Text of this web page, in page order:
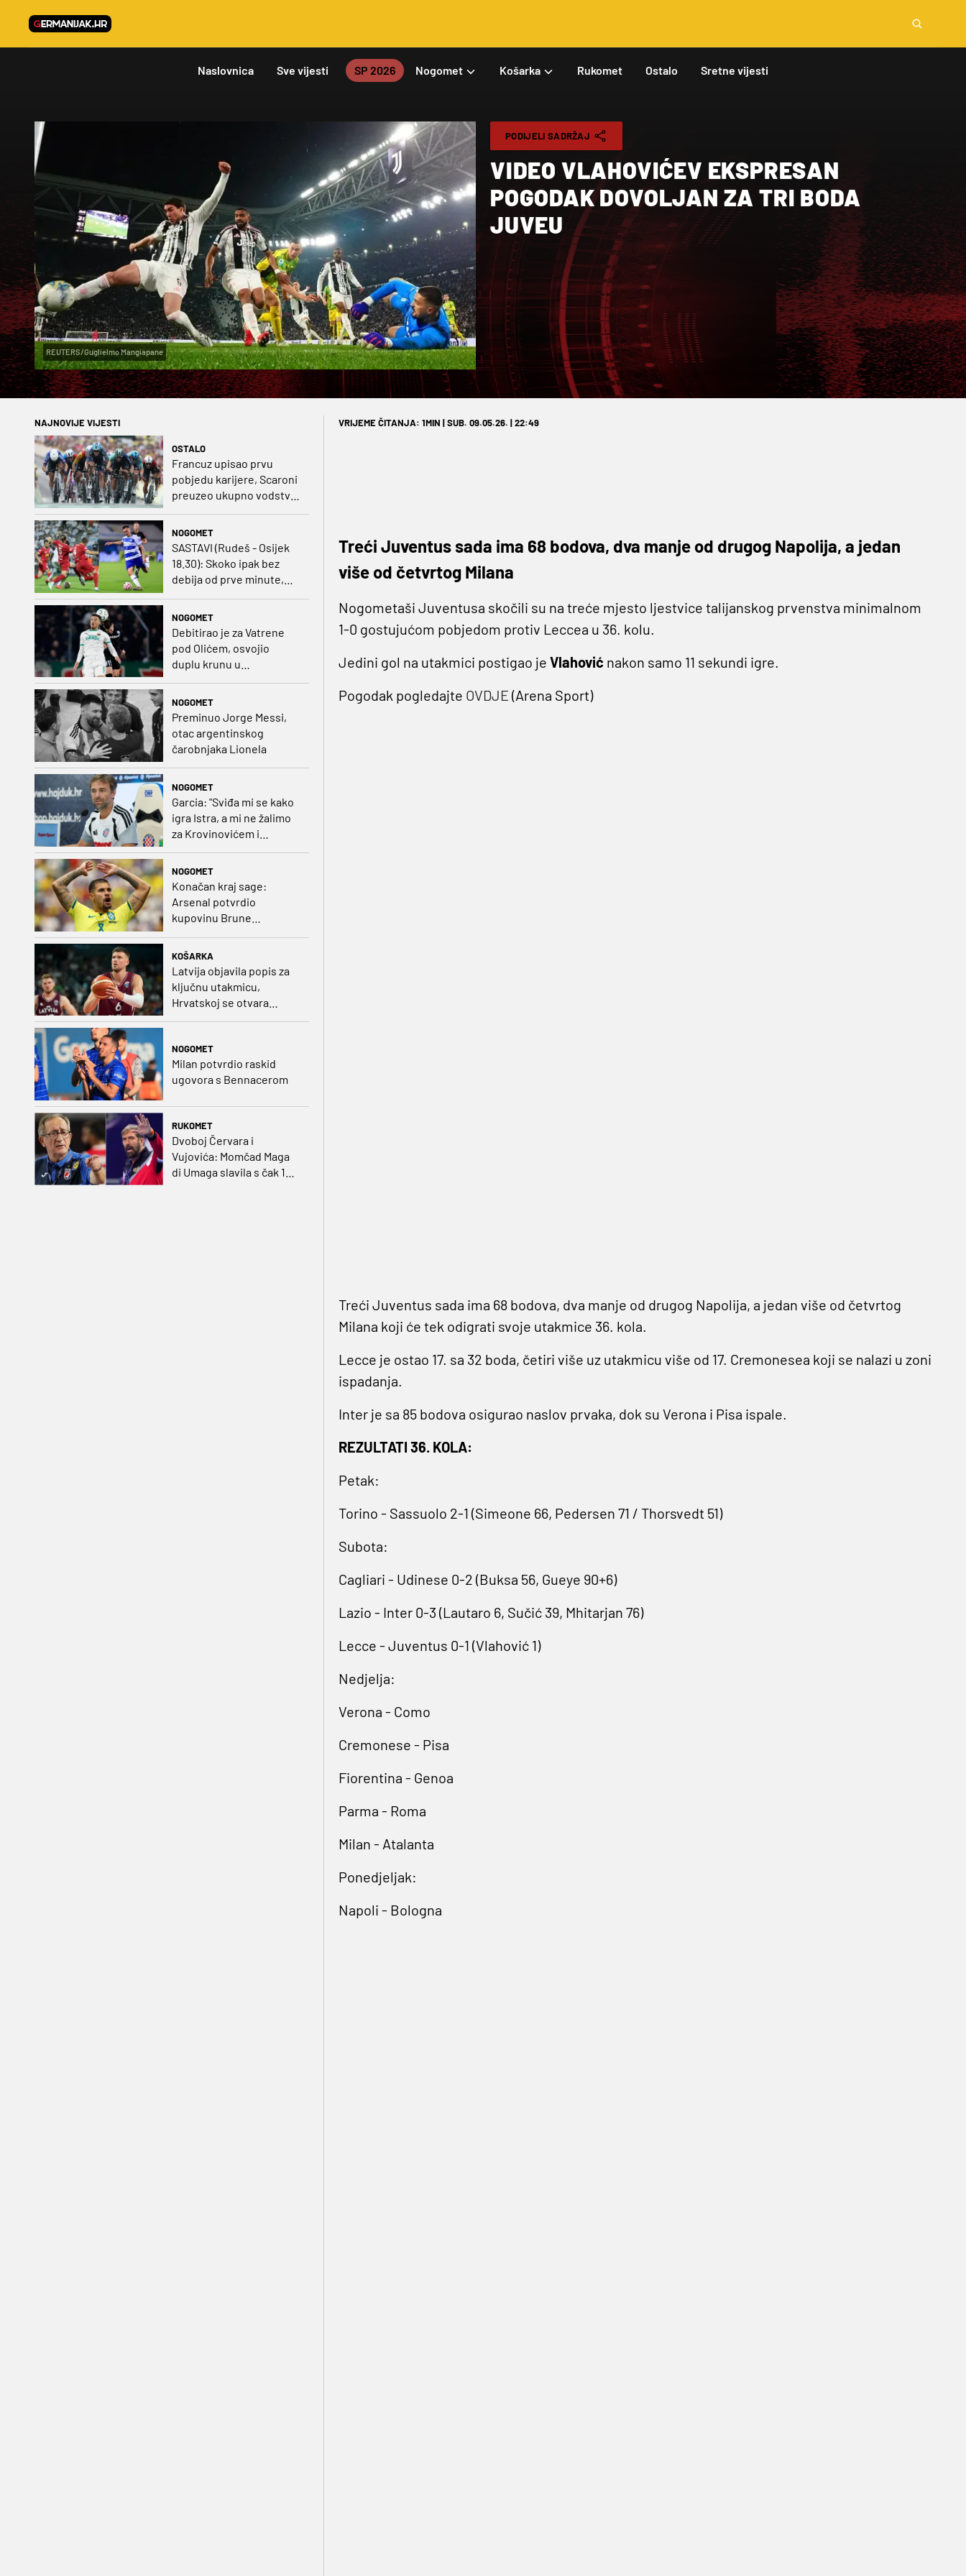
Naslovnica Sve vijesti SP 2026 Nogomet Košarka Rukomet Ostalo Sretne vijesti
REUTERS/Guglielmo Mangiapane
PODIJELI SADRŽAJ
VIDEO VLAHOVIĆEV EKSPRESAN
POGODAK DOVOLJAN ZA TRI BODA
JUVEU
NAJNOVIJE VIJESTI
OSTALO
Francuz upisao prvu
pobjedu karijere, Scaroni
preuzeo ukupno vodstvo
NOGOMET
SASTAVI (Rudeš - Osijek
18.30): Skoko ipak bez
debija od prve minute,
prvo kolo
NOGOMET
Debitirao je za Vatrene
pod Olićem, osvojio
duplu krunu u
Rumunjskoj pa preselio
NOGOMET
Preminuo Jorge Messi,
otac argentinskog
čarobnjaka Lionela
NOGOMET
Garcia: "Sviđa mi se kako
igra Istra, a mi ne žalimo
za Krovinovićem i
NOGOMET
Konačan kraj sage:
Arsenal potvrdio
kupovinu Brune
KOŠARKA
Latvija objavila popis za
ključnu utakmicu,
Hrvatskoj se otvara
velika prilika
NOGOMET
Milan potvrdio raskid
ugovora s Bennacerom
RUKOMET
Dvoboj Červara i
Vujovića: Momčad Maga
di Umaga slavila s čak 12
VRIJEME ČITANJA: 1MIN | SUB. 09.05.26. | 22:49
Treći Juventus sada ima 68 bodova, dva manje od drugog Napolija, a jedan
više od četvrtog Milana
Nogometaši Juventusa skočili su na treće mjesto ljestvice talijanskog prvenstva minimalnom
1-0 gostujućom pobjedom protiv Leccea u 36. kolu.
Jedini gol na utakmici postigao je Vlahović nakon samo 11 sekundi igre.
Pogodak pogledajte OVDJE (Arena Sport)
Treći Juventus sada ima 68 bodova, dva manje od drugog Napolija, a jedan više od četvrtog
Milana koji će tek odigrati svoje utakmice 36. kola.
Lecce je ostao 17. sa 32 boda, četiri više uz utakmicu više od 17. Cremonesea koji se nalazi u zoni
ispadanja.
Inter je sa 85 bodova osigurao naslov prvaka, dok su Verona i Pisa ispale.
REZULTATI 36. KOLA:
Petak:
Torino - Sassuolo 2-1 (Simeone 66, Pedersen 71 / Thorsvedt 51)
Subota:
Cagliari - Udinese 0-2 (Buksa 56, Gueye 90+6)
Lazio - Inter 0-3 (Lautaro 6, Sučić 39, Mhitarjan 76)
Lecce - Juventus 0-1 (Vlahović 1)
Nedjelja:
Verona - Como
Cremonese - Pisa
Fiorentina - Genoa
Parma - Roma
Milan - Atalanta
Ponedjeljak:
Napoli - Bologna